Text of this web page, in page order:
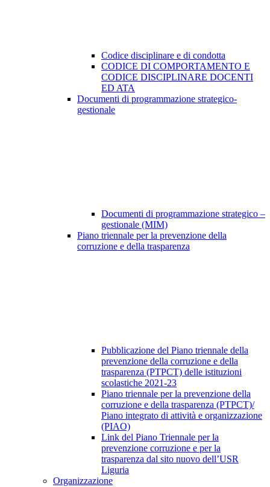
Codice disciplinare e di condotta
CODICE DI COMPORTAMENTO E
CODICE DISCIPLINARE DOCENTI
ED ATA
Documenti di programmazione strategico-
gestionale
Documenti di programmazione strategico –
gestionale (MIM)
Piano triennale per la prevenzione della
corruzione e della trasparenza
Pubblicazione del Piano triennale della
prevenzione della corruzione e della
trasparenza (PTPCT) delle istituzioni
scolastiche 2021-23
Piano triennale per la prevenzione della
corruzione e della trasparenza (PTPCT)/
Piano integrato di attività e organizzazione
(PIAO)
Link del Piano Triennale per la
prevenzione corruzione e per la
trasparenza dal sito nuovo dell’USR
Liguria
Organizzazione